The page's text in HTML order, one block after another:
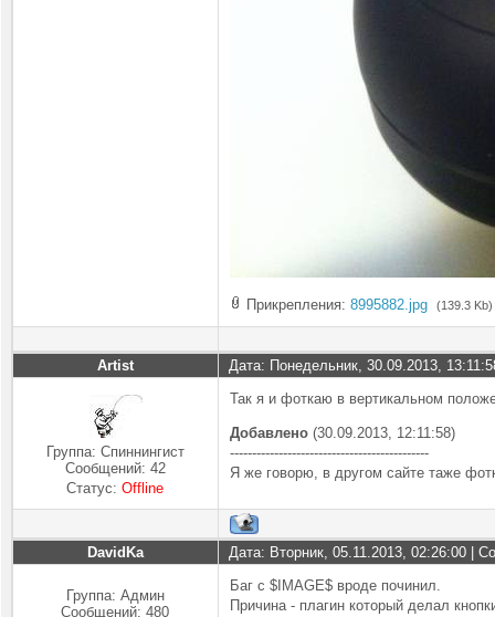
Прикрепления: 8995882.jpg (139.3 Kb)
Artist Дата: Понедельник, 30.09.2013,
Группа: Спиннингист
Сообщений: 42
Статус:Offline
Так я и фоткаю в вертикальном
Добавлено (30.09.2013, 12:11:58)
---------------------------------------------
Я же говорю, в другом сайте таже
DavidKa Дата: Вторник, 05.11.2013, 02:26:00 |
Группа: Админ
Сообщений:480
Баг с $IMAGE$ вроде починил.
Причина - плагин который делал